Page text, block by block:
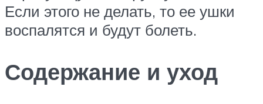
Если этого не делать, то ее ушки
воспалятся и будут болеть.
Содержание и уход